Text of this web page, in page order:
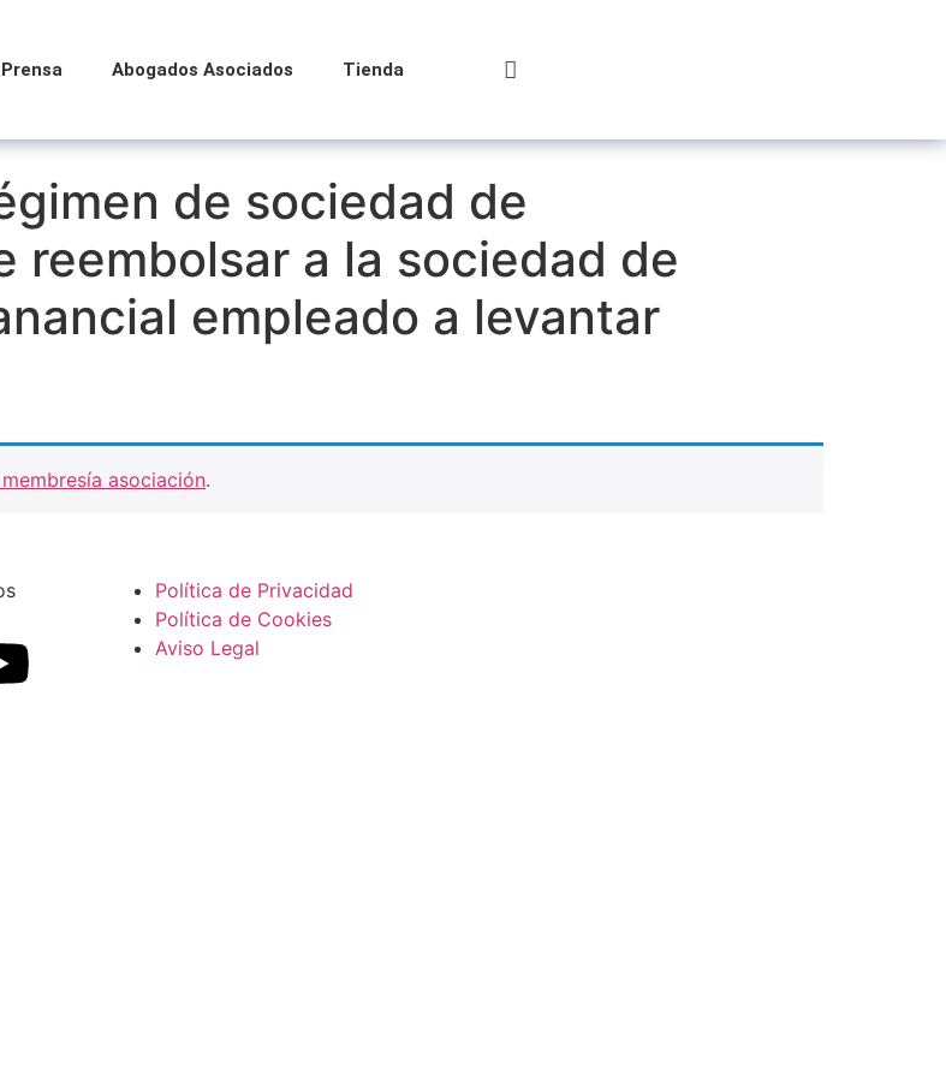
Prensa Abogados Asociados Tienda
de sociedad de
reembolsar a la sociedad de
empleado a levantar
asociación.
Política de Privacidad
Política de Cookies
Aviso Legal